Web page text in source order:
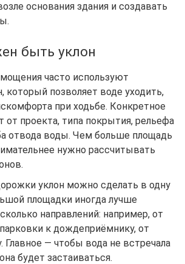
основания здания и создавать
быть уклон
часто используют
который позволяет воде уходить,
при ходьбе. Конкретное
от проекта, типа покрытия, рельефа
отвода воды. Чем больше площадь
нужно рассчитывать
уклон можно сделать в одну
площадки иногда лучше
направлений: например, от
к дождеприёмнику, от
Главное — чтобы вода не встречала
будет застаиваться.